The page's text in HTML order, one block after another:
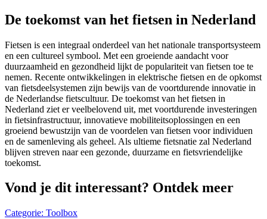
De toekomst van het fietsen in Nederland
Fietsen is een integraal onderdeel van het nationale transportsysteem
en een cultureel symbool. Met een groeiende aandacht voor
duurzaamheid en gezondheid lijkt de populariteit van fietsen toe te
nemen. Recente ontwikkelingen in elektrische fietsen en de opkomst
van fietsdeelsystemen zijn bewijs van de voortdurende innovatie in
de Nederlandse fietscultuur. De toekomst van het fietsen in
Nederland ziet er veelbelovend uit, met voortdurende investeringen
in fietsinfrastructuur, innovatieve mobiliteitsoplossingen en een
groeiend bewustzijn van de voordelen van fietsen voor individuen
en de samenleving als geheel. Als ultieme fietsnatie zal Nederland
blijven streven naar een gezonde, duurzame en fietsvriendelijke
toekomst.
Vond je dit interessant? Ontdek meer
Categorie: Toolbox